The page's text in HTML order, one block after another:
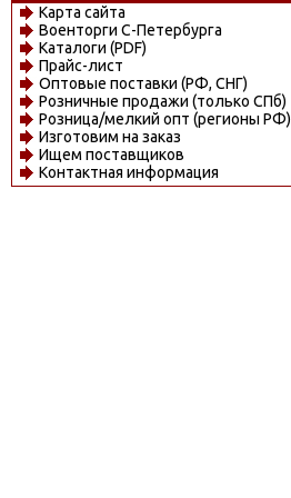
Карта сайта
Военторги С-Петербурга
Каталоги (PDF)
Прайс-лист
Оптовые поставки (РФ, СНГ)
Розничные продажи (только СПб)
Розница/мелкий опт (регионы РФ)
Изготовим на заказ
Ищем поставщиков
Контактная информация